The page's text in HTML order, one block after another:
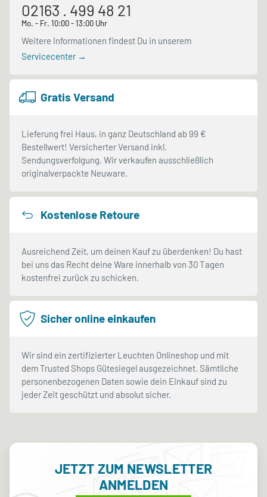
02163 . 499 48 21
Mo. - Fr. 10:00 - 13:00 Uhr
Weitere Informationen findest Du in unserem
Servicecenter →
Gratis Versand
Lieferung frei Haus, in ganz Deutschland ab 99 €
Bestellwert! Versicherter Versand inkl.
Sendungsverfolgung. Wir verkaufen ausschließlich
originalverpackte Neuware.
Kostenlose Retoure
Ausreichend Zeit, um deinen Kauf zu überdenken! Du hast
bei uns das Recht deine Ware innerhalb von 30 Tagen
kostenfrei zurück zu schicken.
Sicher online einkaufen
Wir sind ein zertifizierter Leuchten Onlineshop und mit
dem Trusted Shops Gütesiegel ausgezeichnet. Sämtliche
personenbezogenen Daten sowie dein Einkauf sind zu
jeder Zeit geschützt und absolut sicher.
JETZT ZUM NEWSLETTER
ANMELDEN